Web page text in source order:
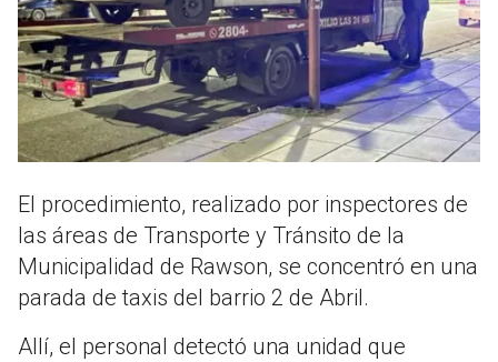
El procedimiento, realizado por inspectores de
las áreas de Transporte y Tránsito de la
Municipalidad de Rawson, se concentró en una
parada de taxis del barrio 2 de Abril.
Allí, el personal detectó una unidad que